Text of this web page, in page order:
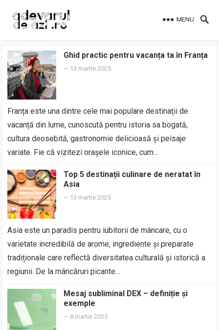
MENU
Ghid practic pentru vacanța ta în Franța
— 13 martie 2025
Franța este una dintre cele mai populare destinații de
vacanță din lume, cunoscută pentru istoria sa bogată,
cultura deosebită, gastronomie delicioasă și peisaje
variate. Fie că vizitezi orașele iconice, cum…
Top 5 destinații culinare de neratat în
Asia
— 13 martie 2025
Asia este un paradis pentru iubitorii de mâncare, cu o
varietate incredibilă de arome, ingrediente și preparate
tradiționale care reflectă diversitatea culturală și istorică a
regiunii. De la mâncăruri picante…
Mesaj subliminal DEX – definiție și
exemple
— 8 martie 2025